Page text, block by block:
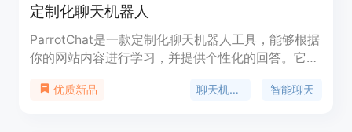
定制化聊天机器人
ParrotChat是一款定制化聊天机器人工具，能够根据
你的网站内容进行学习，并提供个性化的回答。它可
ParrotChat集成了Shopify、WordPress等主流平
优质新品 聊天机器人 智能聊天